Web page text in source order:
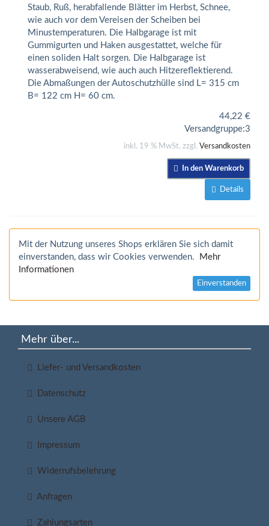
Staub, Ruß, herabfallende Blätter im Herbst, Schnee,
wie auch vor dem Vereisen der Scheiben bei
Minustemperaturen. Die Halbgarage ist mit
Gummigurten und Haken ausgestattet, welche für
einen soliden Halt sorgen. Die Halbgarage ist
wasserabweisend, wie auch auch Hitzereflektierend.
Die Abmaßungen der Autoschutzhülle sind L= 315 cm
B= 122 cm H= 60 cm.
44,22 €
Versandgruppe:3
inkl. 19 % MwSt. zzgl. Versandkosten
In den Warenkorb
Details
Mit der Nutzung unseres Shops erklären Sie sich damit
einverstanden, dass wir Cookies verwenden.
Mehr
Informationen
Einverstanden
Mehr über...
Liefer- und Versandkosten
Datenschutz
Unsere AGB
Impressum
Widerrufsbelehrung
Anfragen
Zahlungsarten